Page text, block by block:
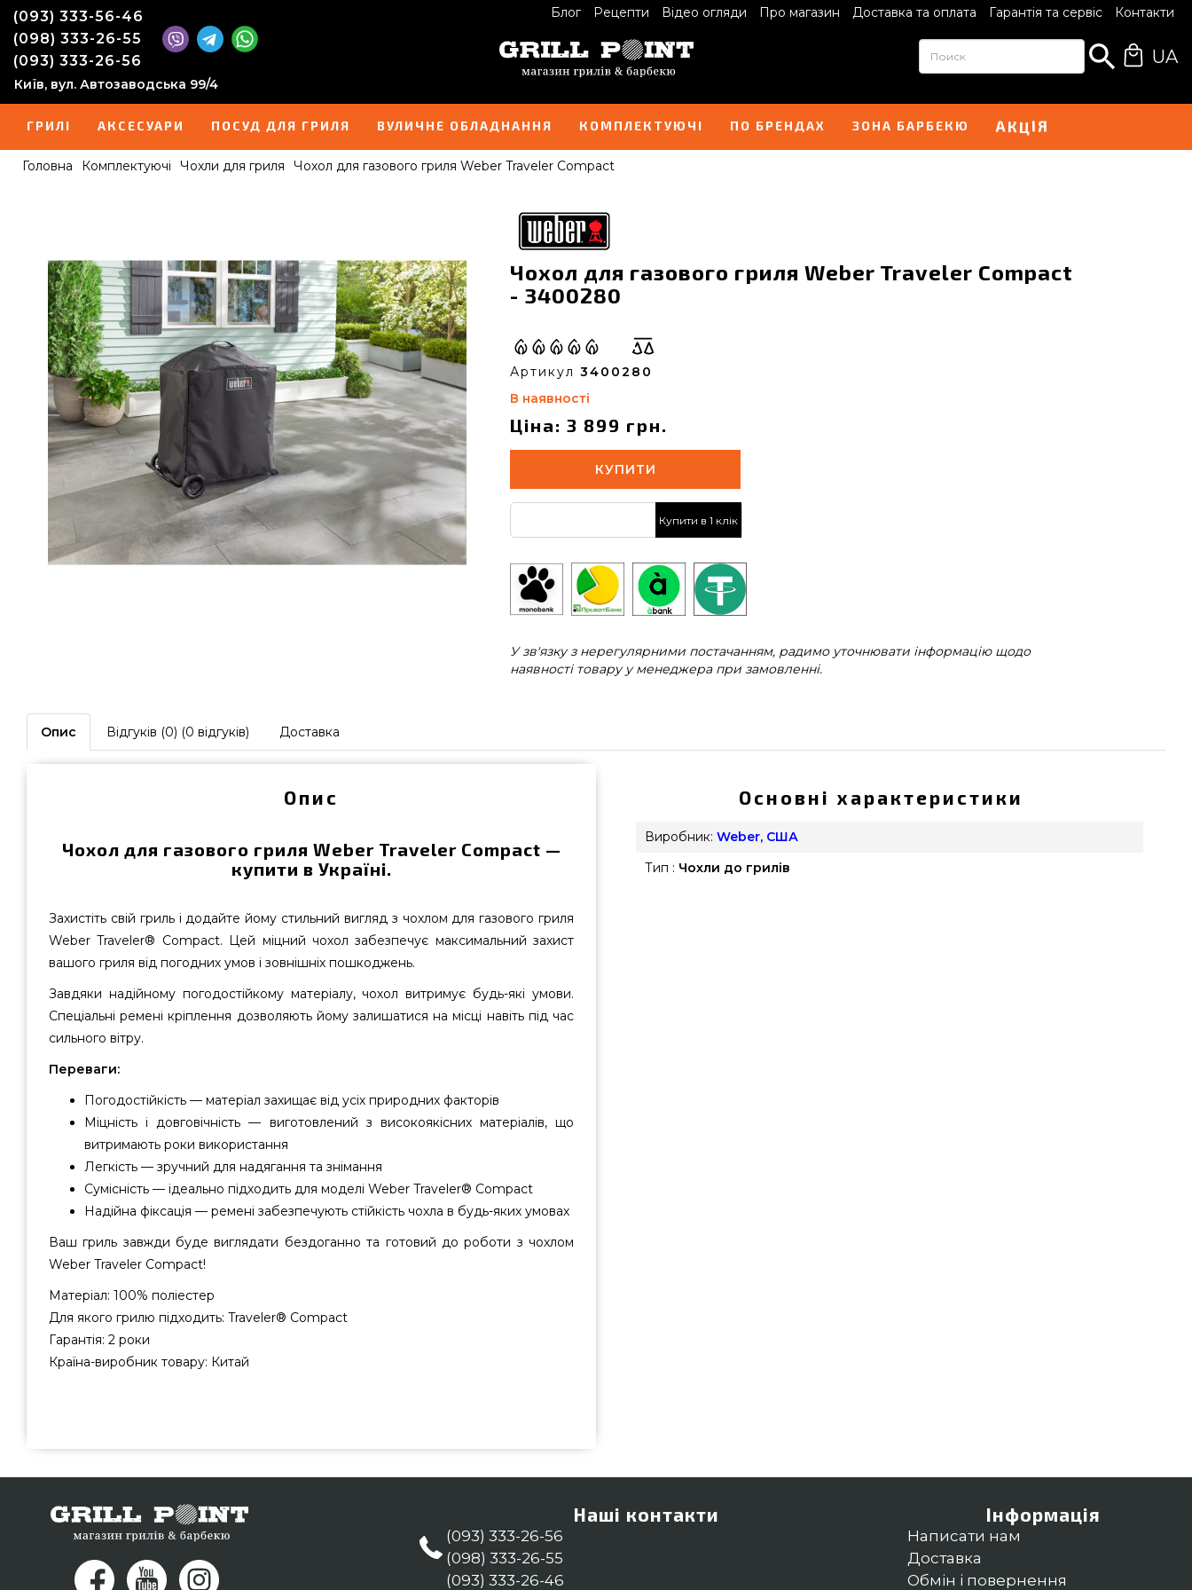
Блог Рецепти Відео огляди Про магазин Доставка та оплата Гарантія та сервіс Контакти
(093) 333-56-46
(098) 333-26-55
(093) 333-26-56
Київ, вул. Автозаводська 99/4
UA
ГРИЛІ АКСЕСУАРИ ПОСУД ДЛЯ ГРИЛЯ ВУЛИЧНЕ ОБЛАДНАННЯ КОМПЛЕКТУЮЧІ ПО БРЕНДАХ ЗОНА БАРБЕКЮ АКЦІЯ
Головна Комплектуючі Чохли для гриля Чохол для газового гриля Weber Traveler Compact
Чохол для газового гриля Weber Traveler Compact
- 3400280
Артикул 3400280
В наявності
Ціна: 3 899 грн.
КУПИТИ
Купити в 1 клік
У зв'язку з нерегулярними постачанням, радимо уточнювати інформацію щодо
наявності товару у менеджера при замовленні.
Опис Відгуків (0) (0 відгуків) Доставка
Опис
Чохол для газового гриля Weber Traveler Compact —
купити в Україні.
Захистіть свій гриль і додайте йому стильний вигляд з чохлом для газового гриля
Weber Traveler® Compact. Цей міцний чохол забезпечує максимальний захист
вашого гриля від погодних умов і зовнішніх пошкоджень.
Завдяки надійному погодостійкому матеріалу, чохол витримує будь-які умови.
Спеціальні ремені кріплення дозволяють йому залишатися на місці навіть під час
сильного вітру.
Переваги:
Погодостійкість — матеріал захищає від усіх природних факторів
Міцність і довговічність — виготовлений з високоякісних матеріалів, що
витримають роки використання
Легкість — зручний для надягання та знімання
Сумісність — ідеально підходить для моделі Weber Traveler® Compact
Надійна фіксація — ремені забезпечують стійкість чохла в будь-яких умовах
Ваш гриль завжди буде виглядати бездоганно та готовий до роботи з чохлом
Weber Traveler Compact!
Матеріал: 100% поліестер
Для якого грилю підходить: Traveler® Compact
Гарантія: 2 роки
Країна-виробник товару: Китай
Поінт. Привабливі пропозиції на Чохли для гриля в магазині grillpoint.com.ua Наберіть
прямо зараз нашим фахівцям на номер (098) 333-26-55 и мы доставимо клієнтам
Основні характеристики
Виробник: Weber, США
Тип : Чохли до грилів
Наші контакти
(093) 333-26-56
(098) 333-26-55
(093) 333-26-46
Інформація
Написати нам
Доставка
Обмін і повернення